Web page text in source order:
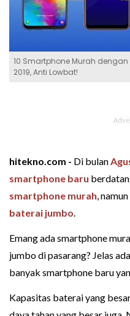
10 Smartphone Murah
2019, Anti Lowbat!
hitekno.com - Di bulan
smartphone baru
smartphone murah,
baterai jumbo.
Emang ada smartphone
jumbo di pasarang? Jelas
banyak smartphone baru
Kapasitas baterai yang